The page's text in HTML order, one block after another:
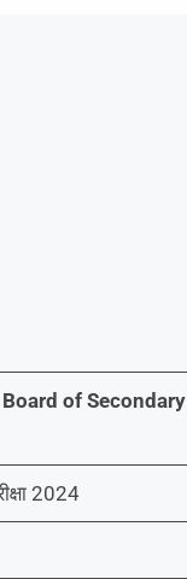
of Secondary
2024